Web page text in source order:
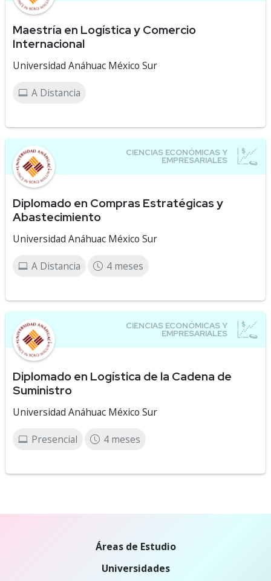
Maestría en Logística y Comercio
Internacional
Universidad Anáhuac México Sur
A Distancia
Diplomado en Compras Estratégicas y
Abastecimiento
Universidad Anáhuac México Sur
A Distancia 4 meses
Diplomado en Logística de la Cadena de
Suministro
Universidad Anáhuac México Sur
Presencial 4 meses
Áreas de Estudio
Universidades